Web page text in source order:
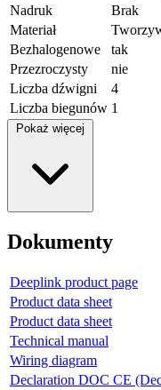
Nadruk
Brak
Materiał
Bezhalogenowe
tak
Przezroczysty
nie
Liczba dźwigni
4
Liczba biegunów 1
Pokaż więcej
Dokumenty
Deeplink product page
Product data sheet
Product data sheet
Technical manual
Wiring diagram
Declaration DOC CE